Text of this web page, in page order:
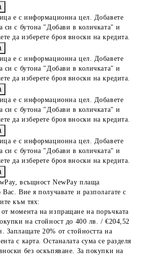
е с информационна цел. Добавете
си с бутона "Добави в количката" и
да изберете броя вноски на кредита.
е с информационна цел. Добавете
си с бутона "Добави в количката" и
да изберете броя вноски на кредита.
е с информационна цел. Добавете
си с бутона "Добави в количката" и
да изберете броя вноски на кредита.
е с информационна цел. Добавете
си с бутона "Добави в количката" и
да изберете броя вноски на кредита.
всъщност NewPay плаща
Вие я получавате и разполагате с
към тях:
момента на изпращане на поръчката
на стойност до 400 лв. / €204,52
Заплащате 20% от стойността на
с карта. Останалата сума се разделя
без оскъпяване. За покупки на